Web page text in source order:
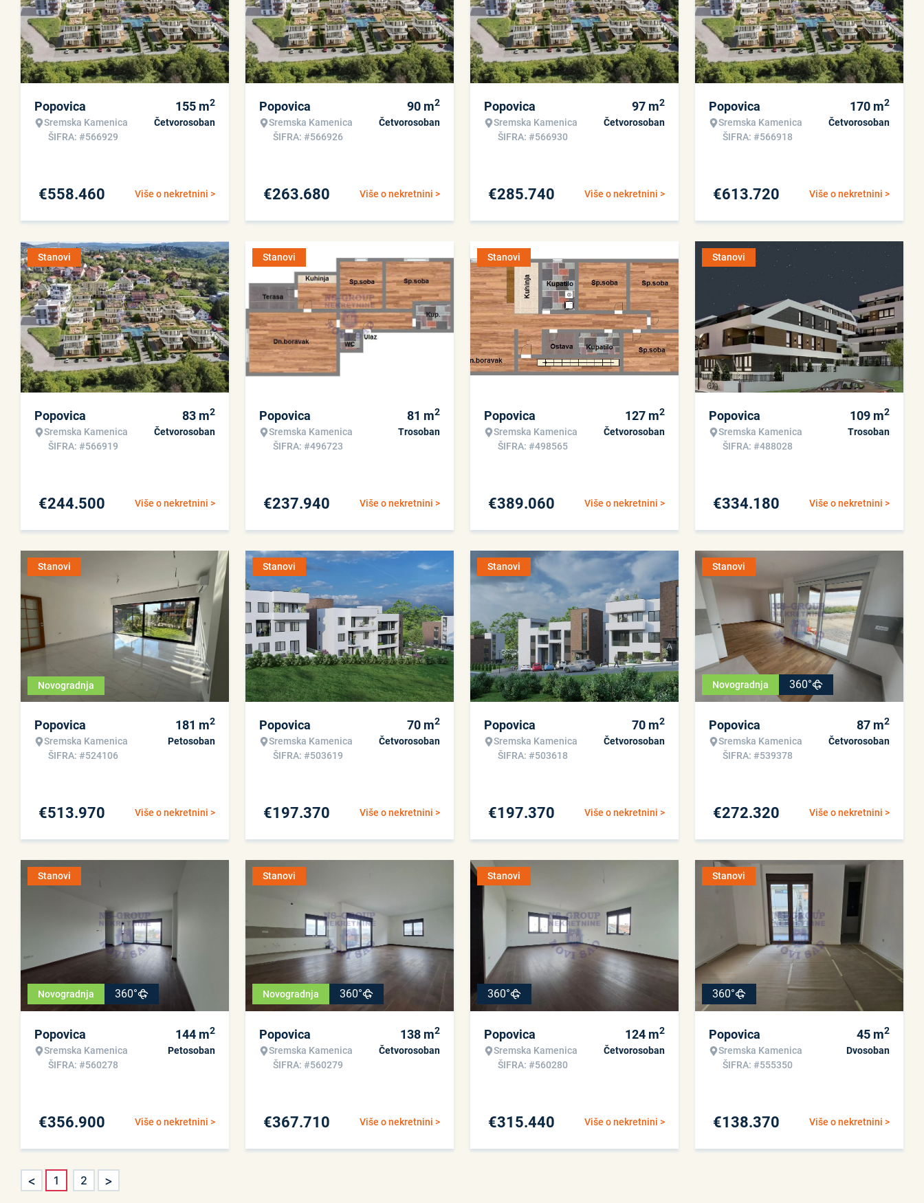
Popovica
Sremska Kamenica
ŠIFRA: #566929
155 m2
Četvorosoban
Više o nekretnini >
€558.460
Popovica
Sremska Kamenica
ŠIFRA: #566926
90 m2
Četvorosoban
Više o nekretnini >
€263.680
Popovica
Sremska Kamenica
ŠIFRA: #566930
97 m2
Četvorosoban
Više o nekretnini >
€285.740
Popovica
Sremska Kamenica
ŠIFRA: #566918
170 m2
Četvorosoban
Više o nekretnini >
€613.720
Stanovi
Popovica
Sremska Kamenica
ŠIFRA: #566919
83 m2
Četvorosoban
Više o nekretnini >
€244.500
Stanovi
Popovica
Sremska Kamenica
ŠIFRA: #496723
81 m2
Trosoban
Više o nekretnini >
€237.940
Stanovi
Popovica
Sremska Kamenica
ŠIFRA: #498565
127 m2
Četvorosoban
Više o nekretnini >
€389.060
Stanovi
Popovica
Sremska Kamenica
ŠIFRA: #488028
109 m2
Trosoban
Više o nekretnini >
€334.180
Stanovi
Novogradnja
Popovica
Sremska Kamenica
ŠIFRA: #524106
181 m2
Petosoban
Više o nekretnini >
€513.970
Stanovi
Popovica
Sremska Kamenica
ŠIFRA: #503619
70 m2
Četvorosoban
Više o nekretnini >
€197.370
Stanovi
Popovica
Sremska Kamenica
ŠIFRA: #503618
70 m2
Četvorosoban
Više o nekretnini >
€197.370
Stanovi
Novogradnja 360°
Popovica
Sremska Kamenica
ŠIFRA: #539378
87 m2
Četvorosoban
Više o nekretnini >
€272.320
Stanovi
Novogradnja 360°
Popovica
Sremska Kamenica
ŠIFRA: #560278
144 m2
Petosoban
Više o nekretnini >
€356.900
Stanovi
Novogradnja 360°
Popovica
Sremska Kamenica
ŠIFRA: #560279
138 m2
Četvorosoban
Više o nekretnini >
€367.710
Stanovi
360°
Popovica
Sremska Kamenica
ŠIFRA: #560280
124 m2
Četvorosoban
Više o nekretnini >
€315.440
Stanovi
360°
Popovica
Sremska Kamenica
ŠIFRA: #555350
45 m2
Dvosoban
Više o nekretnini >
€138.370
< 1 2 >